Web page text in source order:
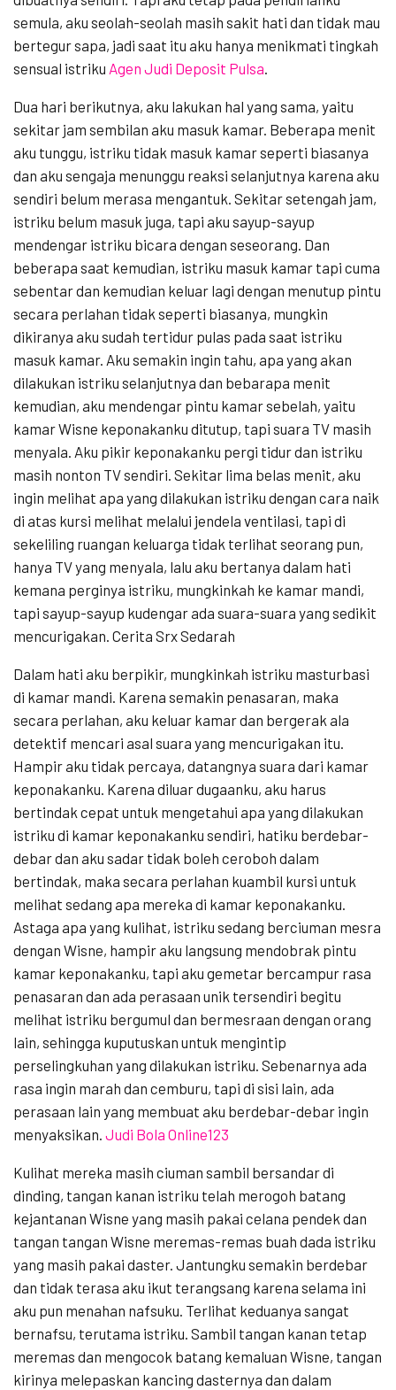
semula, aku seolah-seolah masih sakit hati dan tidak mau
bertegur sapa, jadi saat itu aku hanya menikmati tingkah
sensual istriku Agen Judi Deposit Pulsa.
Dua hari berikutnya, aku lakukan hal yang sama, yaitu
sekitar jam sembilan aku masuk kamar. Beberapa menit
aku tunggu, istriku tidak masuk kamar seperti biasanya
dan aku sengaja menunggu reaksi selanjutnya karena aku
sendiri belum merasa mengantuk. Sekitar setengah jam,
istriku belum masuk juga, tapi aku sayup-sayup
mendengar istriku bicara dengan seseorang. Dan
beberapa saat kemudian, istriku masuk kamar tapi cuma
sebentar dan kemudian keluar lagi dengan menutup pintu
secara perlahan tidak seperti biasanya, mungkin
dikiranya aku sudah tertidur pulas pada saat istriku
masuk kamar. Aku semakin ingin tahu, apa yang akan
dilakukan istriku selanjutnya dan bebarapa menit
kemudian, aku mendengar pintu kamar sebelah, yaitu
kamar Wisne keponakanku ditutup, tapi suara TV masih
menyala. Aku pikir keponakanku pergi tidur dan istriku
masih nonton TV sendiri. Sekitar lima belas menit, aku
ingin melihat apa yang dilakukan istriku dengan cara naik
di atas kursi melihat melalui jendela ventilasi, tapi di
sekeliling ruangan keluarga tidak terlihat seorang pun,
hanya TV yang menyala, lalu aku bertanya dalam hati
kemana perginya istriku, mungkinkah ke kamar mandi,
tapi sayup-sayup kudengar ada suara-suara yang sedikit
mencurigakan. Cerita Srx Sedarah
Dalam hati aku berpikir, mungkinkah istriku masturbasi
di kamar mandi. Karena semakin penasaran, maka
secara perlahan, aku keluar kamar dan bergerak ala
detektif mencari asal suara yang mencurigakan itu.
Hampir aku tidak percaya, datangnya suara dari kamar
keponakanku. Karena diluar dugaanku, aku harus
bertindak cepat untuk mengetahui apa yang dilakukan
istriku di kamar keponakanku sendiri, hatiku berdebar-
debar dan aku sadar tidak boleh ceroboh dalam
bertindak, maka secara perlahan kuambil kursi untuk
melihat sedang apa mereka di kamar keponakanku.
Astaga apa yang kulihat, istriku sedang berciuman mesra
dengan Wisne, hampir aku langsung mendobrak pintu
kamar keponakanku, tapi aku gemetar bercampur rasa
penasaran dan ada perasaan unik tersendiri begitu
melihat istriku bergumul dan bermesraan dengan orang
lain, sehingga kuputuskan untuk mengintip
perselingkuhan yang dilakukan istriku. Sebenarnya ada
rasa ingin marah dan cemburu, tapi di sisi lain, ada
perasaan lain yang membuat aku berdebar-debar ingin
menyaksikan. Judi Bola Online123
Kulihat mereka masih ciuman sambil bersandar di
dinding, tangan kanan istriku telah merogoh batang
kejantanan Wisne yang masih pakai celana pendek dan
tangan tangan Wisne meremas-remas buah dada istriku
yang masih pakai daster. Jantungku semakin berdebar
dan tidak terasa aku ikut terangsang karena selama ini
aku pun menahan nafsuku. Terlihat keduanya sangat
bernafsu, terutama istriku. Sambil tangan kanan tetap
meremas dan mengocok batang kemaluan Wisne, tangan
kirinya melepaskan kancing dasternya dan dalam